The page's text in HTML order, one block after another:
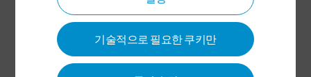
기술적으로 필요한 쿠키만
KEY ACCOUNT MANAGER –
+52 442 410 3230